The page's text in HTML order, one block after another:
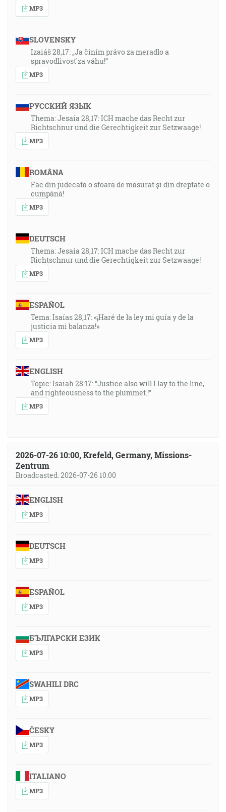
MP3
SLOVENSKY
Izaiáš 28,17: „Ja činím právo za meradlo a
spravodlivosť za váhu!“
MP3
РУССКИЙ ЯЗЫК
Thema: Jesaia 28,17: ICH mache das Recht zur
Richtschnur und die Gerechtigkeit zur Setzwaage!
MP3
ROMÂNA
Fac din judecată o sfoară de măsurat și din dreptate o
cumpănă!
MP3
DEUTSCH
Thema: Jesaia 28,17: ICH mache das Recht zur
Richtschnur und die Gerechtigkeit zur Setzwaage!
MP3
ESPAÑOL
Tema: Isaías 28,17: «¡Haré de la ley mi guía y de la
justicia mi balanza!»
MP3
ENGLISH
Topic: Isaiah 28:17: “Justice also will I lay to the line,
and righteousness to the plummet.!”
MP3
2026-07-26 10:00, Krefeld, Germany, Missions-
Zentrum
Broadcasted: 2026-07-26 10:00
ENGLISH
MP3
DEUTSCH
MP3
ESPAÑOL
MP3
БЪЛГАРСКИ ЕЗИК
MP3
SWAHILI DRC
MP3
ČESKY
MP3
ITALIANO
MP3